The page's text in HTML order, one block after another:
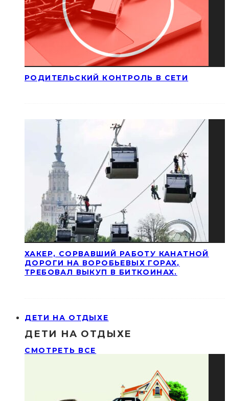
РОДИТЕЛЬСКИЙ КОНТРОЛЬ В СЕТИ
ХАКЕР, СОРВАВШИЙ РАБОТУ КАНАТНОЙ
ДОРОГИ НА ВОРОБЬЕВЫХ ГОРАХ,
ТРЕБОВАЛ ВЫКУП В БИТКОИНАХ.
ДЕТИ НА ОТДЫХЕ
ДЕТИ НА ОТДЫХЕ
СМОТРЕТЬ ВСЕ